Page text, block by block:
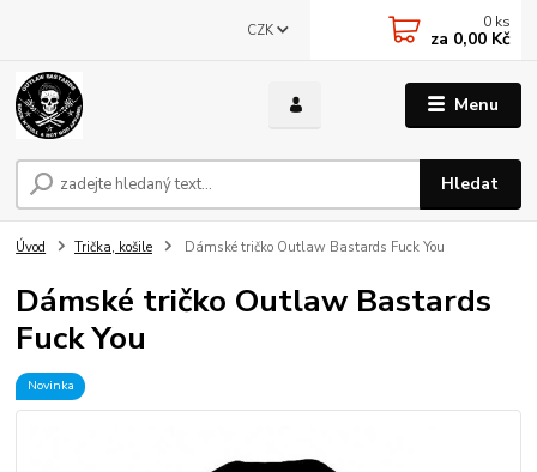
Menu
CZK
Hledat
0 ks
za 0,00 Kč
Úvod Trička, košile Dámské tričko Outlaw Bastards Fuck You
Dámské tričko Outlaw Bastards
Fuck You
Novinka